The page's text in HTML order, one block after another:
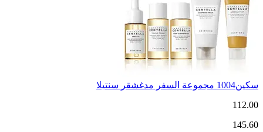
سكين1004 مجموعة السفر مدغشقر سنتيلا
112.00
145.60